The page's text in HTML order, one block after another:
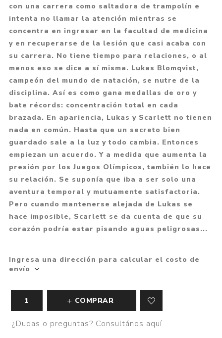
con una carrera como saltadora de trampolín e
intenta no llamar la atención mientras se
concentra en ingresar en la facultad de medicina
y en recuperarse de la lesión que casi acaba con
su carrera. No tiene tiempo para relaciones, o al
menos eso se dice a sí misma. Lukas Blomqvist,
campeón del mundo de natación, se nutre de la
disciplina. Así es como gana medallas de oro y
bate récords: concentración total en cada
brazada. En apariencia, Lukas y Scarlett no tienen
nada en común. Hasta que un secreto bien
guardado sale a la luz y todo cambia. Entonces
empiezan un acuerdo. Y a medida que aumenta la
presión por los Juegos Olímpicos, también lo hace
su relación. Se suponía que iba a ser solo una
aventura temporal y mutuamente satisfactoria.
Pero cuando mantenerse alejada de Lukas se
hace imposible, Scarlett se da cuenta de que su
corazón podría estar pisando aguas peligrosas...
Ingresa una dirección para calcular el costo de
envío
COMPRAR
¿Dudas o preguntas? Consultános aquí